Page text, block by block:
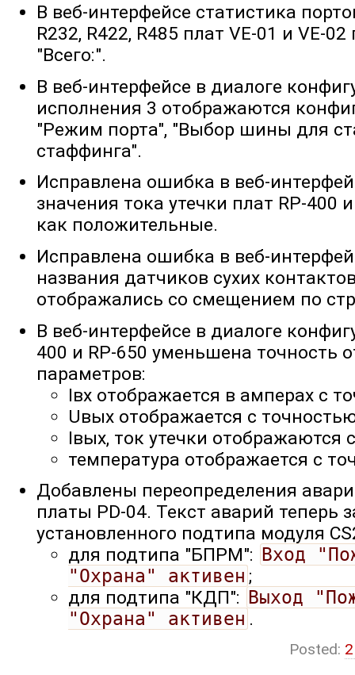
В веб-интерфейсе статистика
R232, R422, R485 плат VE-01 и VE-
"Всего:".
В веб-интерфейсе в диалоге
исполнения 3 отображаются
"Режим порта", "Выбор шины для
стаффинга".
Исправлена ошибка в веб-
значения тока утечки плат RP-400
как положительные.
Исправлена ошибка в веб-
названия датчиков сухих
отображались со смещением по
В веб-интерфейсе в диалоге
400 и RP-650 уменьшена точность
параметров:
Iвх отображается в амперах с
Uвых отображается с
Iвых, ток утечки отображаются
температура отображается с
Добавлены переопределения
платы PD-04. Текст аварий теперь
установленного подтипа модуля
для подтипа "БПРМ":
Вход
"Охрана" активен ;
для подтипа "КДП":
Выход
"Охрана" активен .
Posted: